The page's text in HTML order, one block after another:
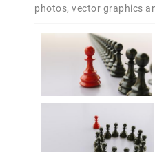
photos, vector graphics